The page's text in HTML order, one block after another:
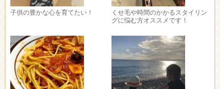
子供の豊かな心を育てたい！
くせ毛や時間のかかるスタイリン
グに悩む方オススメです！